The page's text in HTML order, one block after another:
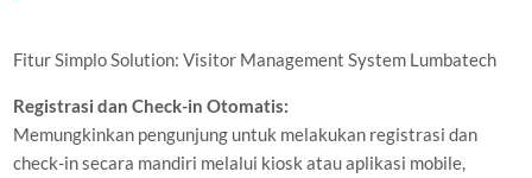
Fitur Simplo Solution: Visitor Management System Lumbatech
Registrasi dan Check-in Otomatis:
Memungkinkan pengunjung untuk melakukan registrasi dan
check-in secara mandiri melalui kiosk atau aplikasi mobile,